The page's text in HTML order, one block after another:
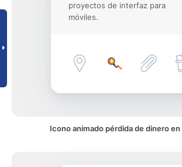
proyectos de interfaz para
móviles.
Icono animado pérdida de dinero